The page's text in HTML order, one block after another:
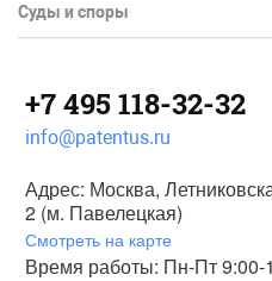
Суды и споры
+7 495 118-32-32
info@patentus.ru
Адрес: Москва,
2 (м. Павелецкая)
Смотреть на карте
Время работы: Пн-Пт 9:00-